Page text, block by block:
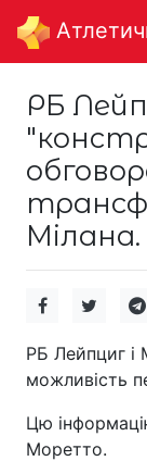
РБ
Мілана.
РБ Лейпциг і
можливість
Цю
Моретто.